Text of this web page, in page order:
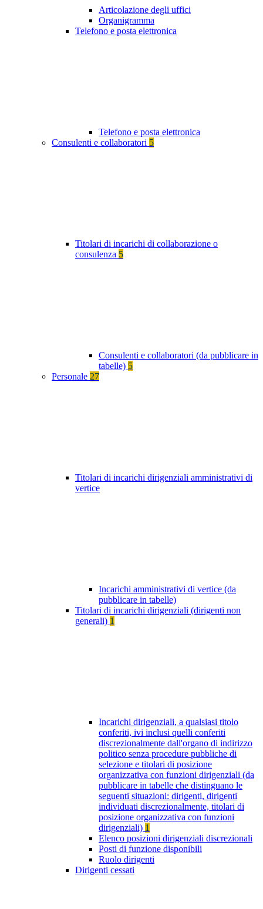
Articolazione degli uffici
Organigramma
Telefono e posta elettronica
Telefono e posta elettronica
Consulenti e collaboratori 5
Titolari di incarichi di collaborazione o
consulenza 5
Consulenti e collaboratori (da pubblicare in
tabelle) 5
Personale 27
Titolari di incarichi dirigenziali amministrativi di
vertice
Incarichi amministrativi di vertice (da
pubblicare in tabelle)
Titolari di incarichi dirigenziali (dirigenti non
generali) 1
Incarichi dirigenziali, a qualsiasi titolo
conferiti, ivi inclusi quelli conferiti
discrezionalmente dall'organo di indirizzo
politico senza procedure pubbliche di
selezione e titolari di posizione
organizzativa con funzioni dirigenziali (da
pubblicare in tabelle che distinguano le
seguenti situazioni: dirigenti, dirigenti
individuati discrezionalmente, titolari di
posizione organizzativa con funzioni
dirigenziali) 1
Elenco posizioni dirigenziali discrezionali
Posti di funzione disponibili
Ruolo dirigenti
Dirigenti cessati